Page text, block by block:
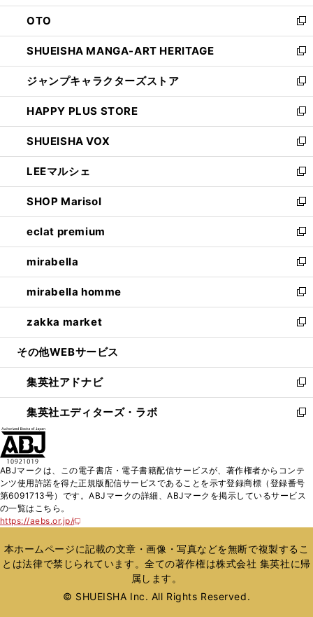
ウ
で
開
く
ン
ド
ウ
で
開
く
OTO
新
し
い
ウ
ィ
ン
ド
ウ
で
開
く
SHUEISHA MANGA-ART HERITAGE
新
し
い
ウ
ィ
ン
ド
ウ
で
開
く
ジャンプキャラクターズストア
新
し
い
ウ
ィ
ン
ド
ウ
で
開
く
HAPPY PLUS STORE
新
し
い
ウ
ィ
ン
ド
ウ
で
開
く
SHUEISHA VOX
新
し
い
ウ
ィ
ン
ド
ウ
で
開
く
LEEマルシェ
新
し
い
ウ
ィ
ン
ド
ウ
で
開
く
SHOP Marisol
新
し
い
ウ
ィ
ン
ド
ウ
で
開
eclat premium
新
し
い
ウ
ィ
ン
ド
ウ
開
く
mirabella
新
し
い
ウ
ィ
ン
ウ
で
開
く
mirabella homme
新
し
い
ウ
ン
ド
ウ
で
zakka market
新
し
ウ
ィ
ン
ド
く
その他WEBサービス
集英社アドナビ
新
し
い
ド
ウ
で
集英社エディターズ・ラボ
新
ィ
ン
ド
開
く
ABJマークは、この電子書店・電子書籍配信サービスが、著作権者からコンテ
ンツ使用許諾を得た正規版配信サービスであることを示す登録商標（登録番号
第6091713号）です。ABJマークの詳細、ABJマークを掲示しているサービス
の一覧はこちら。
https://aebs.or.jp/
新
い
ウ
ィ
ウ
本ホームページに記載の文章・画像・写真などを無断で複製するこ
とは法律で禁じられています。全ての著作権は株式会社 集英社に帰
属します。
© SHUEISHA Inc. All Rights Reserved.